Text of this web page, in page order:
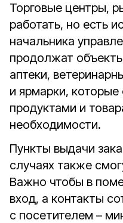
Торговые центры,
работать, но есть
начальника
продолжат
аптеки,
и ярмарки,
продуктами и
необходимости.
Пункты выдачи
случаях также
Важно чтобы в
вход, а контакты
с посетителем –